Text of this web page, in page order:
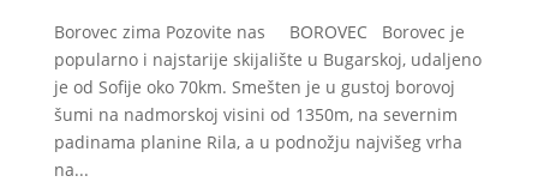
Borovec zima Pozovite nas BOROVEC Borovec je
popularno i najstarije skijalište u Bugarskoj, udaljeno
je od Sofije oko 70km. Smešten je u gustoj borovoj
šumi na nadmorskoj visini od 1350m, na severnim
padinama planine Rila, a u podnožju najvišeg vrha
na...